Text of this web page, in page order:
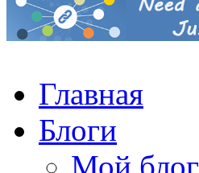
Главная
Блоги
Мой блог